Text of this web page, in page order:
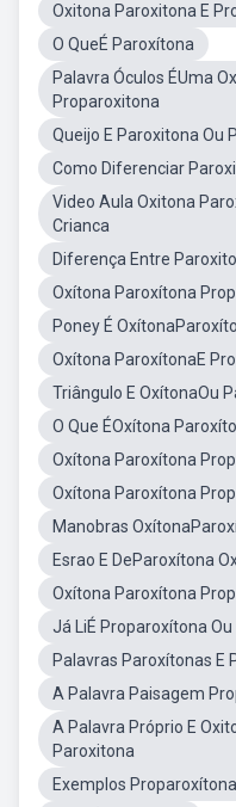
Oxitona Paroxitona E
O QueÉ Paroxítona
Palavra Óculos ÉUma
Proparoxitona
Queijo E Paroxitona Ou
Como Diferenciar
Video Aula Oxitona
Crianca
Diferença Entre
Oxítona Paroxítona
Poney É
Oxítona ParoxítonaE
Triângulo E OxítonaOu
O Que ÉOxítona
Oxítona Paroxítona
Oxítona Paroxítona
Manobras
Esrao E DeParoxítona
Oxítona Paroxítona
Já LiÉ Proparoxítona
Palavras Paroxítonas E
A Palavra Paisagem
A Palavra Próprio E
Paroxitona
Exemplos